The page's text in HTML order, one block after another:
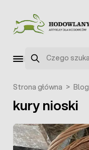
Szukaj
Strona główna > Blog
kury nioski